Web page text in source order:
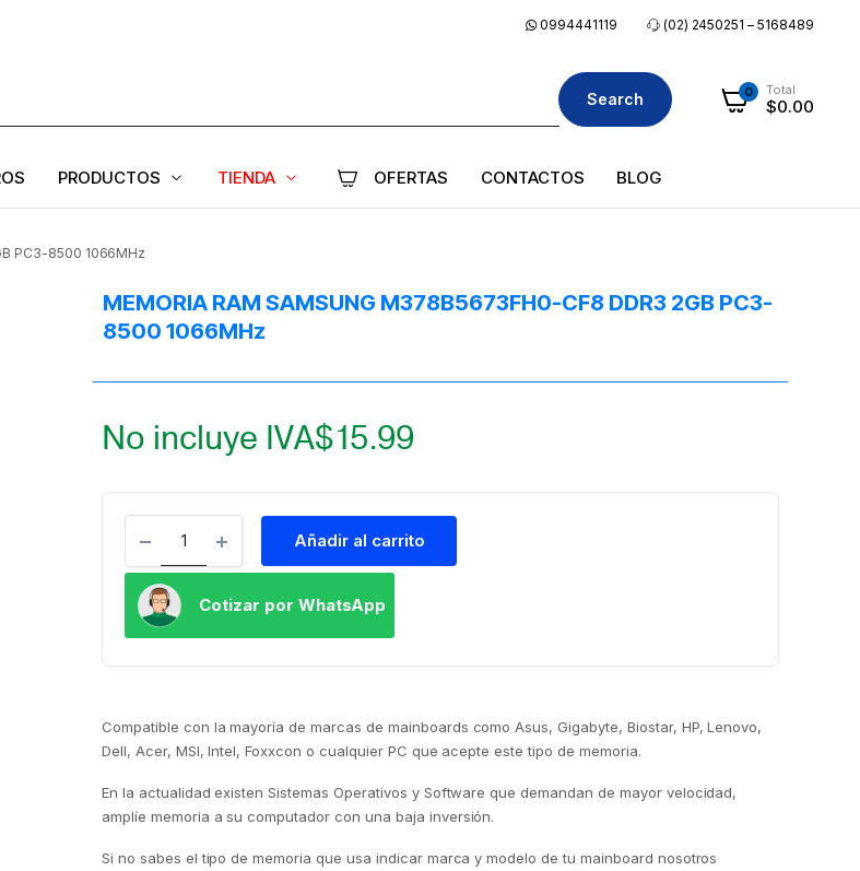
0994441119 (02) 2450251 – 5168489
Search 0 Total
$0.00
PRODUCTOS TIENDA OFERTAS CONTACTOS BLOG
PC3-8500 1066MHz
MEMORIA RAM SAMSUNG M378B5673FH0-CF8 DDR3 2GB PC3-
8500 1066MHz
$15.99
No incluye IVA
Añadir al carrito
Cotizar por WhatsApp
Compatible con la mayoría de marcas de mainboards como Asus, Gigabyte, Biostar, HP, Lenovo,
Dell, Acer, MSI, Intel, Foxxcon o cualquier PC que acepte este tipo de memoria.
En la actualidad existen Sistemas Operativos y Software que demandan de mayor velocidad,
amplíe memoria a su computador con una baja inversión.
Si no sabes el tipo de memoria que usa indicar marca y modelo de tu mainboard nosotros